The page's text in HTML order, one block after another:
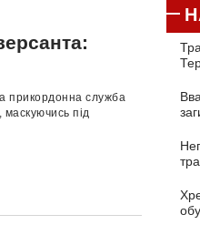
прикордонна служба
під